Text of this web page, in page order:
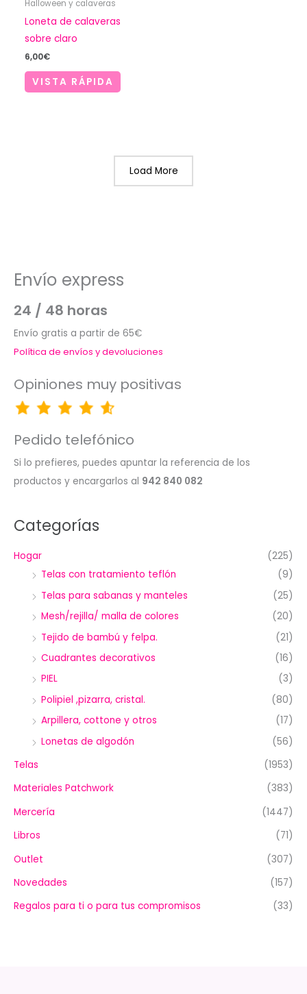
Halloween y calaveras
Loneta de calaveras
sobre claro
6,00€
VISTA RÁPIDA
Load More
Envío express
24 / 48 horas
Envío gratis a partir de 65€
Política de envíos y devoluciones
Opiniones muy positivas
Pedido telefónico
Si lo prefieres, puedes apuntar la referencia de los
productos y encargarlos al 942 840 082
Categorías
Hogar
(225)
Telas con tratamiento teflón
(9)
Telas para sabanas y manteles
(25)
Mesh/rejilla/ malla de colores
(20)
Tejido de bambú y felpa.
(21)
Cuadrantes decorativos
(16)
PIEL
(3)
Polipiel ,pizarra, cristal.
(80)
Arpillera, cottone y otros
(17)
Lonetas de algodón
(56)
Telas
(1953)
Materiales Patchwork
(383)
Mercería
(1447)
Libros
(71)
Outlet
(307)
Novedades
(157)
Regalos para ti o para tus compromisos
(33)